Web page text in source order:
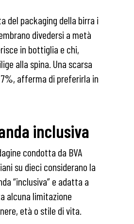
del packaging della birra i
divedersi a metà
in bottiglia e chi,
alla spina. Una scarsa
afferma di preferirla in
inclusiva
condotta da BVA
su dieci considerano la
“inclusiva” e adatta a
alcuna limitazione
età o stile di vita.